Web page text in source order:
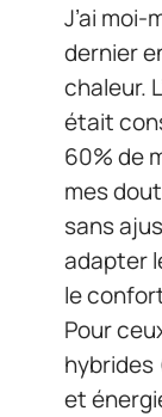
J’ai moi-
dernier
chaleur.
était
60% de
mes
sans
adapter
le
Pour
hybrides
et